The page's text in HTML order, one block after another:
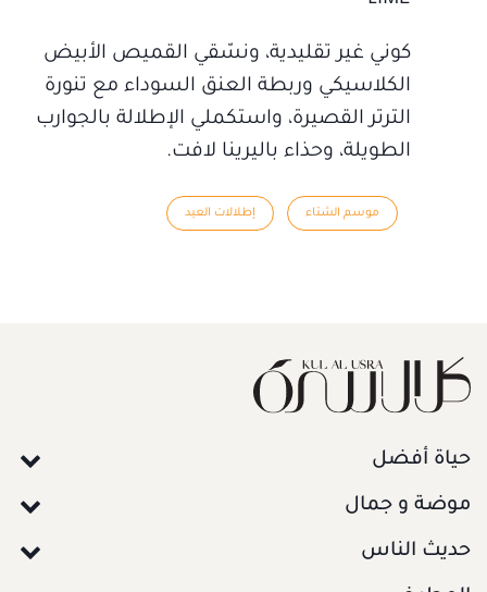
كوني غير تقليدية، ونسّقي القميص الأبيض
الكلاسيكي وربطة العنق السوداء مع تنورة
الترتر القصيرة، واستكملي الإطلالة بالجوارب
الطويلة، وحذاء باليرينا لافت.
موسم الشتاء إطلالات العيد
حياة أفضل
موضة و جمال
حديث الناس